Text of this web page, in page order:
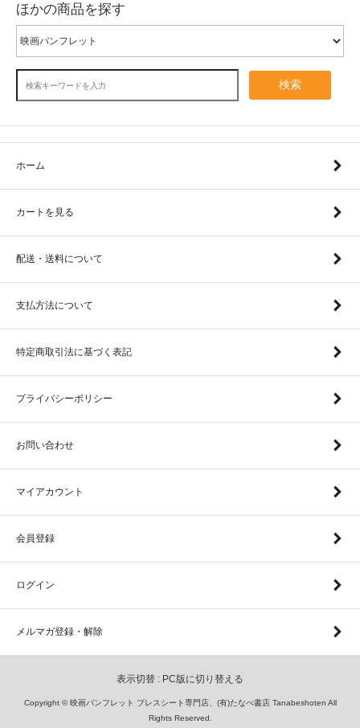
ほかの商品を探す
検索
ホーム
カートを見る
配送・送料について
支払方法について
特定商取引法に基づく表記
プライバシーポリシー
お問い合わせ
マイアカウント
会員登録
ログイン
メルマガ登録・解除
表示切替 : PC版に切り替える
Copyright © 映画パンフレット プレスシート専門店、(有)たなべ書店 Tanabeshoten All
Rights Reserved.